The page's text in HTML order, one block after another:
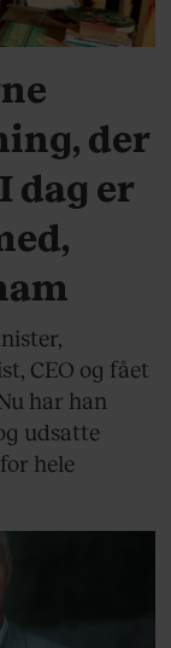
der
dag er
CEO og fået
har han
udsatte
hele